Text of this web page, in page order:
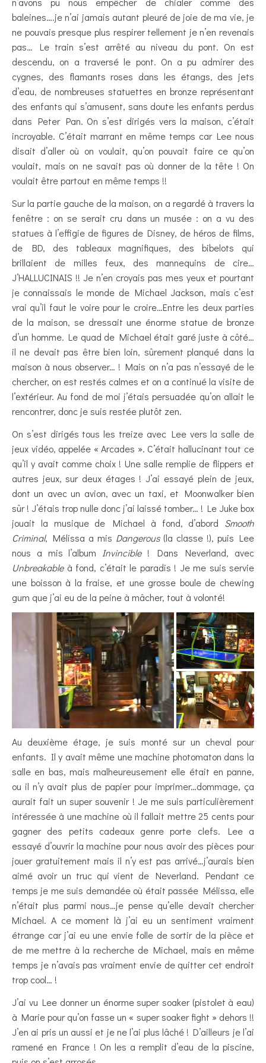
baleines….je n’ai jamais autant pleuré de joie de ma vie, je
ne pouvais presque plus respirer tellement je n’en revenais
pas… Le train s’est arrêté au niveau du pont. On est
descendu, on a traversé le pont. On a pu admirer des
cygnes, des flamants roses dans les étangs, des jets
d’eau, de nombreuses statuettes en bronze représentant
des enfants qui s’amusent, sans doute les enfants perdus
dans Peter Pan. On s’est dirigés vers la maison, c’était
incroyable. C’était marrant en même temps car Lee nous
disait d’aller où on voulait, qu’on pouvait faire ce qu’on
voulait, mais on ne savait pas où donner de la tête ! On
voulait être partout en même temps !!
Sur la partie gauche de la maison, on a regardé à travers la
fenêtre : on se serait cru dans un musée : on a vu des
statues à l’effigie de figures de Disney, de héros de films,
de BD, des tableaux magnifiques, des bibelots qui
brillaient de milles feux, des mannequins de cire…
J’HALLUCINAIS !! Je n’en croyais pas mes yeux et pourtant
je connaissais le monde de Michael Jackson, mais c’est
vrai qu’il faut le voire pour le croire…Entre les deux parties
de la maison, se dressait une énorme statue de bronze
d’un homme. Le quad de Michael était garé juste à côté…
il ne devait pas être bien loin, sûrement planqué dans la
maison à nous observer… ! Mais on n’a pas n’essayé de le
chercher, on est restés calmes et on a continué la visite de
l’extérieur. Au fond de moi j’étais persuadée qu’on allait le
rencontrer, donc je suis restée plutôt zen.
On s’est dirigés tous les treize avec Lee vers la salle de
jeux vidéo, appelée « Arcades ». C’était hallucinant tout ce
qu’il y avait comme choix ! Une salle remplie de flippers et
autres jeux, sur deux étages ! J’ai essayé plein de jeux,
dont un avec un avion, avec un taxi, et Moonwalker bien
sûr ! J’étais trop nulle donc j’ai laissé tomber… ! Le Juke box
jouait la musique de Michael à fond, d’abord Smooth
Criminal, Mélissa a mis Dangerous(la classe !), puis Lee
nous a mis l’album Invincible! Dans Neverland, avec
Unbreakableà fond, c’était le paradis ! Je me suis servie
une boisson à la fraise, et une grosse boule de chewing
gum que j’ai eu de la peine à mâcher, tout à volonté!
Au deuxième étage, je suis monté sur un cheval pour
enfants. Il y avait même une machine photomaton dans la
salle en bas, mais malheureusement elle était en panne,
ou il n’y avait plus de papier pour imprimer…dommage, ça
aurait fait un super souvenir ! Je me suis particulièrement
intéressée à une machine où il fallait mettre 25 cents pour
gagner des petits cadeaux genre porte clefs. Lee a
essayé d’ouvrir la machine pour nous avoir des pièces pour
jouer gratuitement mais il n’y est pas arrivé…j’aurais bien
aimé avoir un truc qui vient de Neverland. Pendant ce
temps je me suis demandée où était passée Mélissa, elle
n’était plus parmi nous…je pense qu’elle devait chercher
Michael. A ce moment là j’ai eu un sentiment vraiment
étrange car j’ai eu une envie folle de sortir de la pièce et
de me mettre à la recherche de Michael, mais en même
temps je n’avais pas vraiment envie de quitter cet endroit
trop cool… !
J’ai vu Lee donner un énorme super soaker (pistolet à eau)
à Marie pour qu’on fasse un « super soaker fight » dehors !!
J’en ai pris un aussi et je ne l’ai plus lâché ! D’ailleurs je l’ai
ramené en France ! On les a remplit d’eau de la piscine,